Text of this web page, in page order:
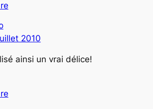
2010
ainsi un vrai délice!